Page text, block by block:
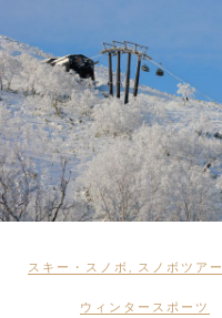
スキー・スノボ スノボツアー
ウィンタースポーツ